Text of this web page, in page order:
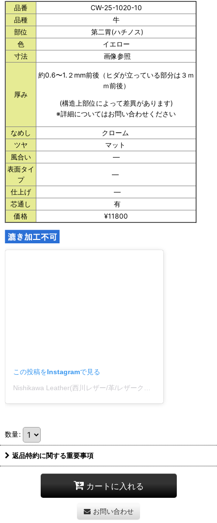
品番
CW-25-1020-10
品種
牛
部位
第二胃(ハチノス)
色
イエロー
寸法
画像参照
厚み
約0.6〜1.２mm前後（ヒダが立っている部分は３ｍ
ｍ前後）
(構造上部位によって差異があります)
※詳細についてはお問い合わせください
なめし
クローム
ツヤ
マット
風合い
―
表面タイ
プ
―
仕上げ
―
芯通し
有
価格
¥11800
この投稿をInstagramで見る
数量:
返品特約に関する重要事項
カートに入れる
お問い合わせ